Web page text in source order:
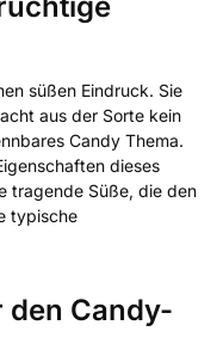
süßen Eindruck. Sie
aus der Sorte kein
Candy Thema.
dieses
tragende Süße, die den
typische
den Candy-